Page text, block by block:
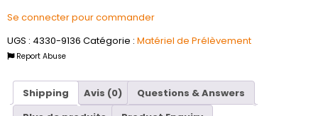
Se connecter pour commander
UGS : 4330-9136 Catégorie : Matériel de Prélèvement
Report Abuse
Shipping Avis (0)
Questions & Answers